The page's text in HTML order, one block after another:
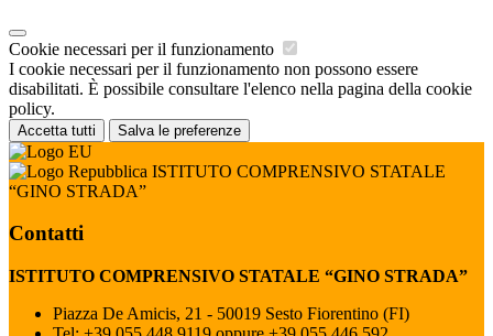
Cookie necessari per il funzionamento
I cookie necessari per il funzionamento non possono essere
disabilitati. È possibile consultare l'elenco nella pagina della cookie
policy.
Accetta tutti Salva le preferenze
ISTITUTO COMPRENSIVO STATALE
“GINO STRADA”
Contatti
ISTITUTO COMPRENSIVO STATALE “GINO STRADA”
Piazza De Amicis, 21 - 50019 Sesto Fiorentino (FI)